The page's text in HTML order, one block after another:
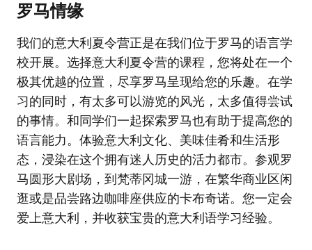
罗马情缘
我们的意大利夏令营正是在我们位于罗马的语言学
校开展。选择意大利夏令营的课程，您将处在一个
极其优越的位置，尽享罗马呈现给您的乐趣。在学
习的同时，有太多可以游览的风光，太多值得尝试
的事情。和同学们一起探索罗马也有助于提高您的
语言能力。体验意大利文化、美味佳肴和生活形
态，浸染在这个拥有迷人历史的活力都市。参观罗
马圆形大剧场，到梵蒂冈城一游，在繁华商业区闲
逛或是品尝路边咖啡座供应的卡布奇诺。您一定会
爱上意大利，并收获宝贵的意大利语学习经验。